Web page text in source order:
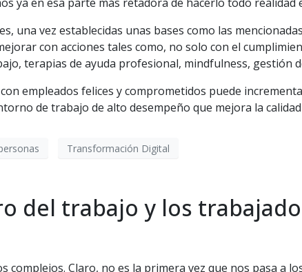
una vez establecidas unas bases como las
con acciones tales como, no solo con el
terapias de ayuda profesional, mindfulness, gestión
empleados felices y comprometidos puede
de trabajo de alto desempeño que mejora la
Transformación Digital
del trabajo y los
complejos. Claro, no es la primera vez que nos pasa a